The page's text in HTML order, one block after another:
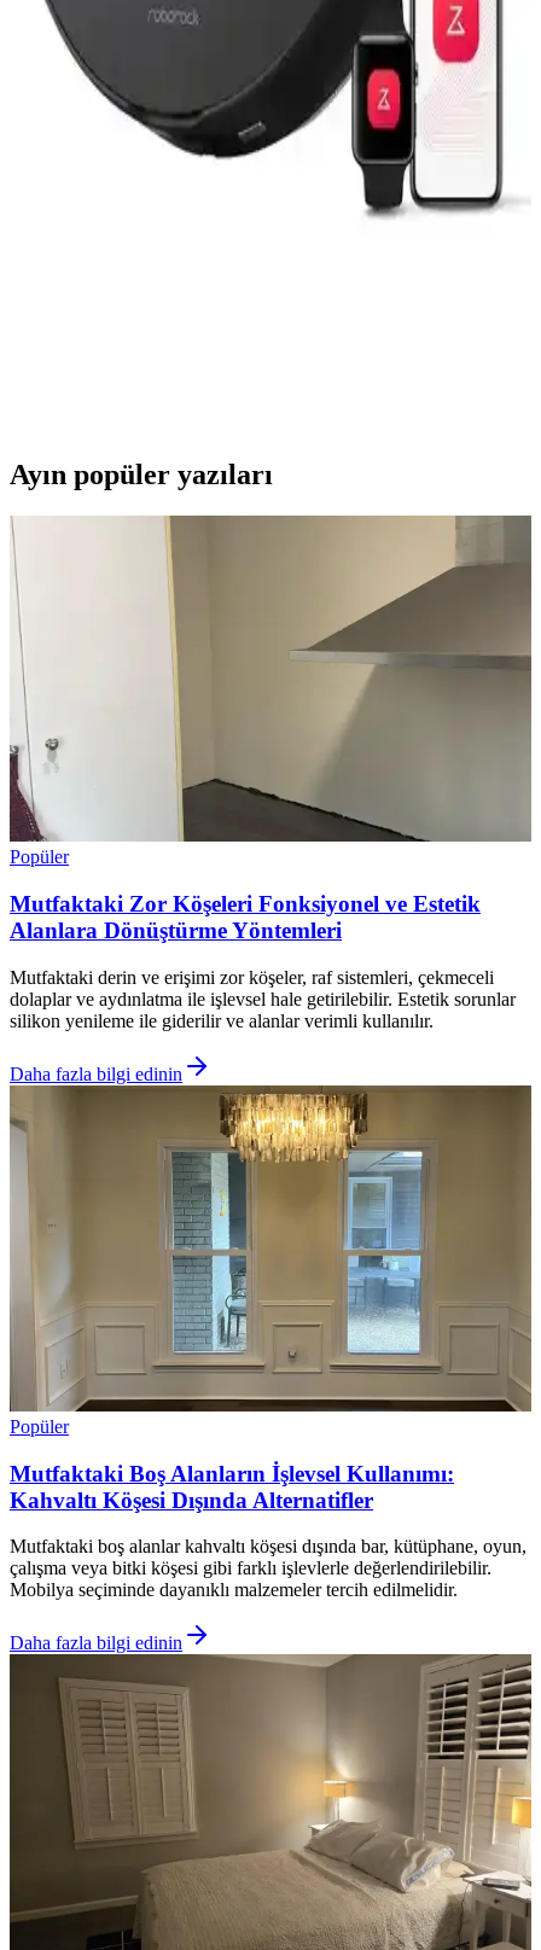
Roborock S5 Max uyumlu 6 parça seti, yüksek kalite ve dayanıklılık
sunarak robot süpürgenizin verimliliğini artırır, hijyen sağlar ve
bakımını kolaylaştırır.
Roborock Q Revo Master ve Qrevo L Akıllı Robot
Süpürgelerin Karşılaştırması
Roborock Q Revo Master ve Qrevo L, yüksek güç ve gelişmiş
özellikleriyle ev temizliğinde öne çıkar. Detaylı haritalama,
Ayın popüler yazıları
Popüler
Mutfaktaki Zor Köşeleri Fonksiyonel ve Estetik
Alanlara Dönüştürme Yöntemleri
Mutfaktaki derin ve erişimi zor köşeler, raf sistemleri, çekmeceli
dolaplar ve aydınlatma ile işlevsel hale getirilebilir. Estetik sorunlar
silikon yenileme ile giderilir ve alanlar verimli kullanılır.
Daha fazla bilgi edinin
Popüler
Mutfaktaki Boş Alanların İşlevsel Kullanımı:
Kahvaltı Köşesi Dışında Alternatifler
Mutfaktaki boş alanlar kahvaltı köşesi dışında bar, kütüphane, oyun,
çalışma veya bitki köşesi gibi farklı işlevlerle değerlendirilebilir.
Mobilya seçiminde dayanıklı malzemeler tercih edilmelidir.
Daha fazla bilgi edinin